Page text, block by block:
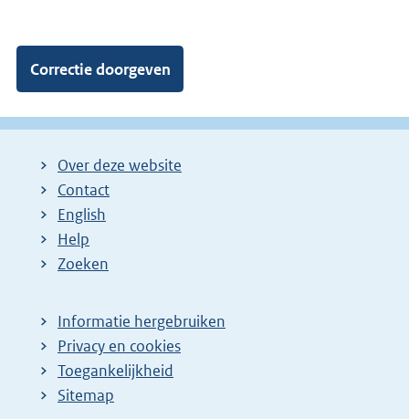
Over deze website
Contact
English
Help
Zoeken
Informatie hergebruiken
Privacy en cookies
Toegankelijkheid
Sitemap